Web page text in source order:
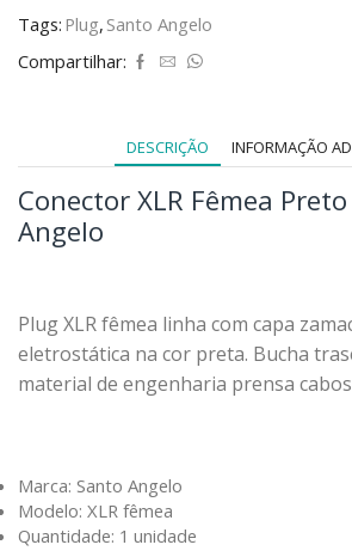
Tags: Plug, Santo Angelo
Compartilhar:
DESCRIÇÃO INFORMAÇÃO
Conector XLR Fêmea
Angelo
Plug XLR fêmea linha com capa
eletrostática na cor preta. Bucha
material de engenharia prensa
Marca: Santo Angelo
Modelo: XLR fêmea
Quantidade: 1 unidade